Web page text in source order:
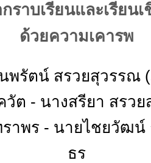
ราบเรียนและเรียน
ด้วยความเคารพ
พรัตน์ สรวยสุวรรณ
วัต - นางสรียา สรว
าพร - นายไชยวัฒน์
ธร